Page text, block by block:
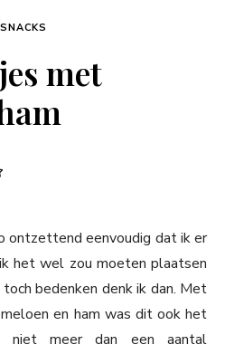
SNACKS
met
ontzettend eenvoudig dat ik er
het wel zou moeten plaatsen
bedenken denk ik dan. Met
en ham was dit ook het
niet meer dan een aantal